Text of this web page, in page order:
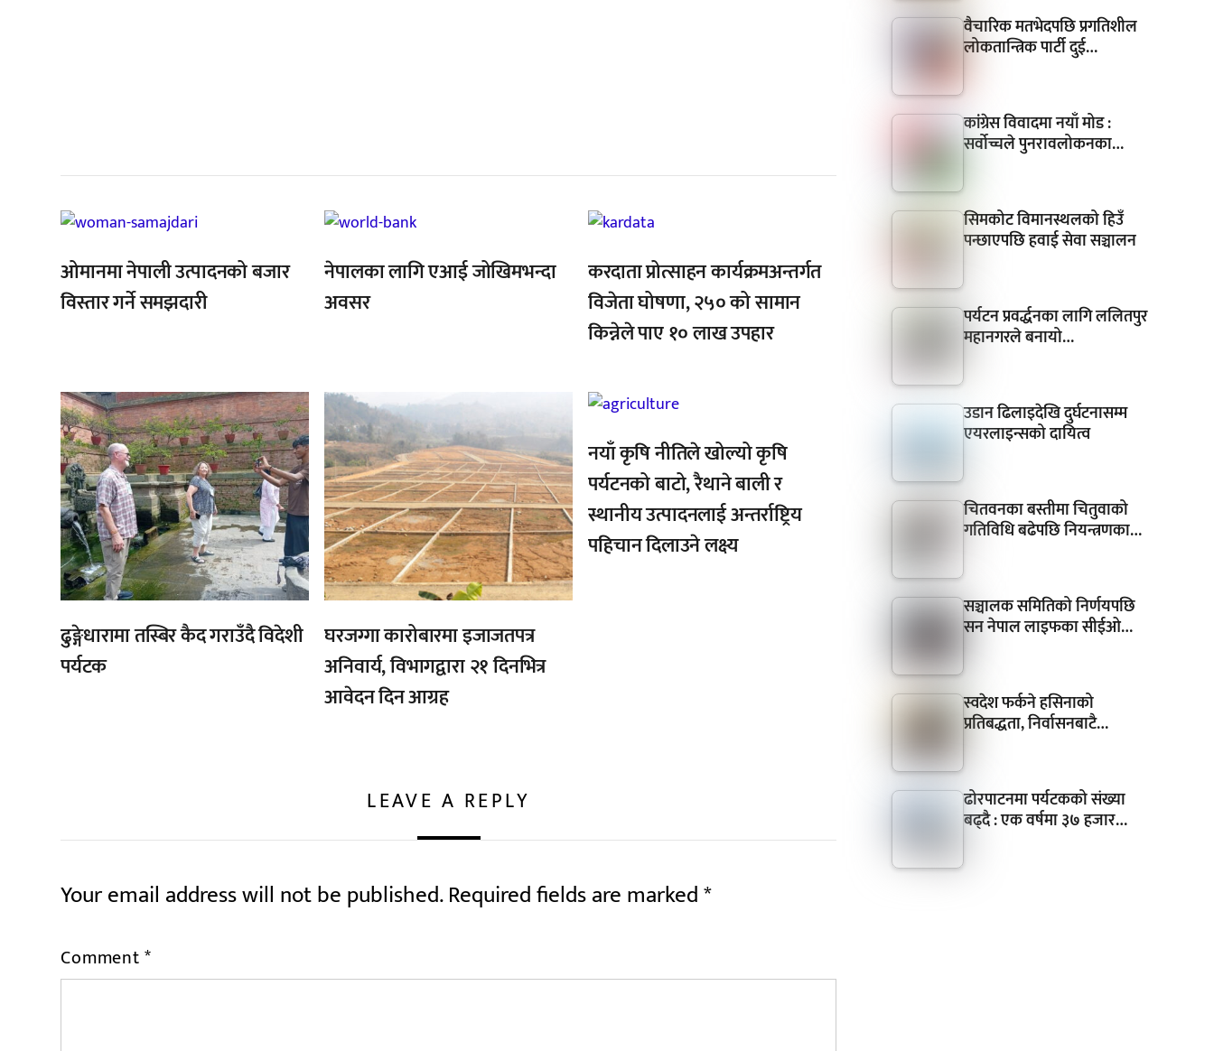
,,
ओमानमा नेपाली उत्पादनको बजार
विस्तार गर्ने समझदारी
,
नेपालका लागि एआई जोखिमभन्दा
अवसर
,
करदाता प्रोत्साहन कार्यक्रमअन्तर्गत
विजेता घोषणा, २५० को सामान
किन्नेले पाए १० लाख उपहार
ढुङ्गेधारामा तस्बिर कैद गराउँदै विदेशी
पर्यटक
,
घरजग्गा कारोबारमा इजाजतपत्र
अनिवार्य, विभागद्वारा २१ दिनभित्र
आवेदन दिन आग्रह
,
नयाँ कृषि नीतिले खोल्यो कृषि
पर्यटनको बाटो, रैथाने बाली र
स्थानीय उत्पादनलाई अन्तर्राष्ट्रिय
पहिचान दिलाउने लक्ष्य
LEAVE A REPLY
Your email address will not be published.Required fields are marked*
Comment*
वैचारिक मतभेदपछि प्रगतिशील
लोकतान्त्रिक पार्टी दुई…
कांग्रेस विवादमा नयाँ मोड :
सर्वोच्चले पुनरावलोकनका…
सिमकोट विमानस्थलको हिउँ
पन्छाएपछि हवाई सेवा सञ्चालन
पर्यटन प्रवर्द्धनका लागि ललितपुर
महानगरले बनायो…
उडान ढिलाइदेखि दुर्घटनासम्म
एयरलाइन्सको दायित्व
चितवनका बस्तीमा चितुवाको
गतिविधि बढेपछि नियन्त्रणका…
सञ्चालक समितिको निर्णयपछि
सन नेपाल लाइफका सीईओ…
स्वदेश फर्कने हसिनाको
प्रतिबद्धता, निर्वासनबाटै…
ढोरपाटनमा पर्यटकको संख्या
बढ्दै : एक वर्षमा ३७ हजार…